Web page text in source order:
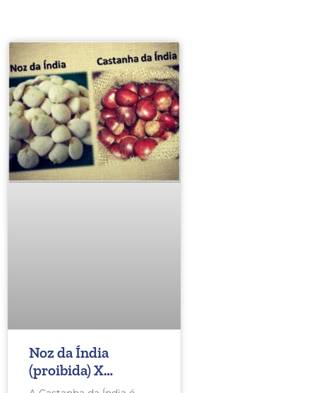
Noz da Índia
(proibida) X
Castanha da Índia